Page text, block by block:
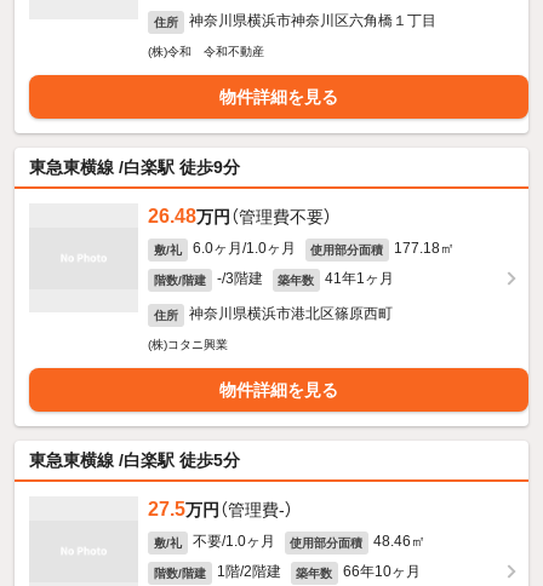
住所 神奈川県横浜市神奈川区六角橋１丁目
(株)令和 令和不動産
物件詳細を見る
東急東横線 /白楽駅 徒歩9分
26.48万円 （管理費不要）
敷/礼 6.0ヶ月/1.0ヶ月 使用部分面積 177.18㎡
階数/階建 -/3階建 築年数 41年1ヶ月
住所 神奈川県横浜市港北区篠原西町
(株)コタニ興業
物件詳細を見る
東急東横線 /白楽駅 徒歩5分
27.5万円 （管理費-）
敷/礼 不要/1.0ヶ月 使用部分面積 48.46㎡
階数/階建 1階/2階建 築年数 66年10ヶ月